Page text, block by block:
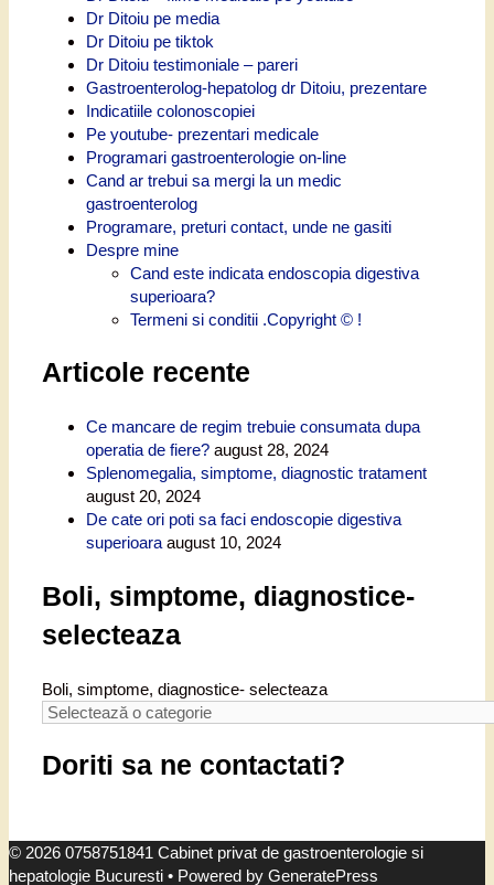
Dr Ditoiu pe media
Dr Ditoiu pe tiktok
Dr Ditoiu testimoniale – pareri
Gastroenterolog-hepatolog dr Ditoiu, prezentare
Indicatiile colonoscopiei
Pe youtube- prezentari medicale
Programari gastroenterologie on-line
Cand ar trebui sa mergi la un medic
gastroenterolog
Programare, preturi contact, unde ne gasiti
Despre mine
Cand este indicata endoscopia digestiva
superioara?
Termeni si conditii .Copyright © !
Articole recente
Ce mancare de regim trebuie consumata dupa
operatia de fiere? august 28, 2024
Splenomegalia, simptome, diagnostic tratament
august 20, 2024
De cate ori poti sa faci endoscopie digestiva
superioara august 10, 2024
Boli, simptome, diagnostice-
selecteaza
Boli, simptome, diagnostice- selecteaza
Doriti sa ne contactati?
© 2026 0758751841 Cabinet privat de gastroenterologie si
hepatologie Bucuresti • Powered by GeneratePress